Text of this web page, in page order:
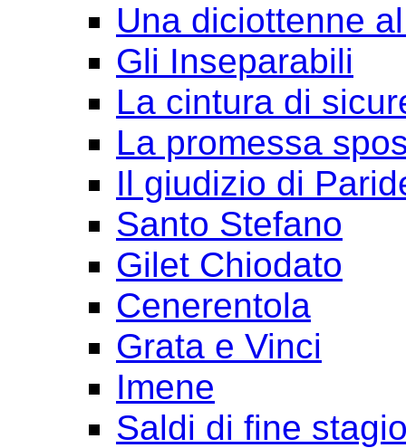
Una diciottenne
Gli Inseparabili
La cintura di
La promessa
Il giudizio di
Santo Stefano
Gilet Chiodato
Cenerentola
Grata e Vinci
Imene
Saldi di fine